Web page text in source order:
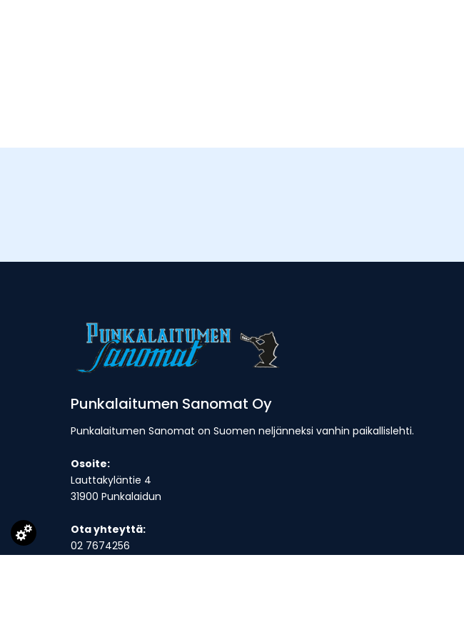
Punkalaitumen Sanomat Oy
Punkalaitumen Sanomat on Suomen neljänneksi vanhin paikallislehti.
Osoite:
Lauttakyläntie 4
31900 Punkalaidun
Ota yhteyttä:
02 7674256